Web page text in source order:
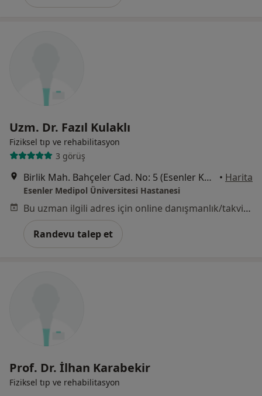
Uzm. Dr. Fazıl Kulaklı
Fiziksel tıp ve rehabilitasyon
3 görüş
Birlik Mah. Bahçeler Cad. No: 5 (Esenler Kültür Merkezi Karşısı), Esenler • Harita
Esenler Medipol Üniversitesi Hastanesi
Bu uzman ilgili adres için online danışmanlık/takvim sunmuyor.
Randevu talep et
Prof. Dr. İlhan Karabekir
Fiziksel tıp ve rehabilitasyon